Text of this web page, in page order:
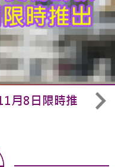
月8日限時推